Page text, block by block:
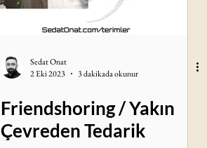
Sedat Onat
2 Eki 2023
3 dakikada okunur
Friendshoring / Yakın
Çevreden Tedarik